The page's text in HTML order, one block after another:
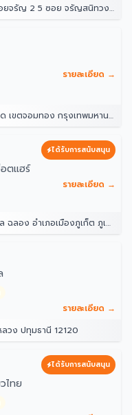
ท่าพระ เขตบางกอกใหญ่ กรุงเทพมหานคร 10600 ประเทศไทย
รายละเอียด →
อมทอง กรุงเทพมหานคร 10150
ได้รับการสนับสนุน
ตแฮร์
รายละเอียด →
ำเภอเมืองภูเก็ต ภูเก็ต 83000
รายละเอียด →
วง ปทุมธานี 12120
ได้รับการสนับสนุน
ไทย